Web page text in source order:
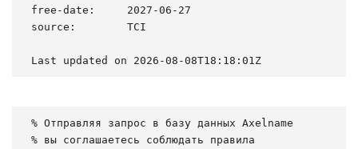
free-date:     2027-06-27
source:        TCI
Last updated on 2026-08-08T18:18:01Z
% Отправляя запрос в базу данных Axelname
% вы соглашаетесь соблюдать правила